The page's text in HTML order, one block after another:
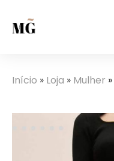
Início » Loja » Mulher »